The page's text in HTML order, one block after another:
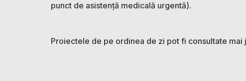
punct de asistență medicală urgentă).
Proiectele de pe ordinea de zi pot fi consultate mai